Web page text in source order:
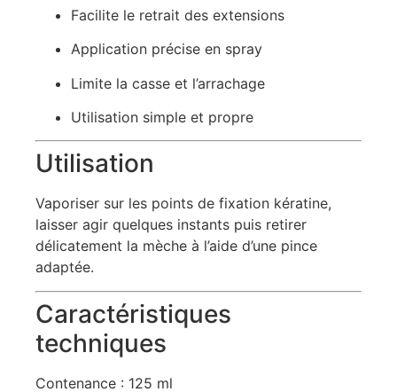
Facilite le retrait des extensions
Application précise en spray
Limite la casse et l’arrachage
Utilisation simple et propre
Utilisation
Vaporiser sur les points de fixation kératine,
laisser agir quelques instants puis retirer
délicatement la mèche à l’aide d’une pince
adaptée.
Caractéristiques
techniques
Contenance : 125 ml